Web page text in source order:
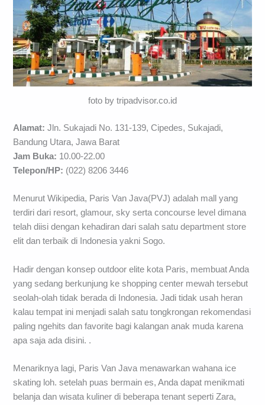
foto by tripadvisor.co.id
Alamat: Jln. Sukajadi No. 131-139, Cipedes, Sukajadi,
Bandung Utara, Jawa Barat
Jam Buka: 10.00-22.00
Telepon/HP: (022) 8206 3446
Menurut Wikipedia, Paris Van Java(PVJ) adalah mall yang
terdiri dari resort, glamour, sky serta concourse level dimana
telah diisi dengan kehadiran dari salah satu department store
elit dan terbaik di Indonesia yakni Sogo.
Hadir dengan konsep outdoor elite kota Paris, membuat Anda
yang sedang berkunjung ke shopping center mewah tersebut
seolah-olah tidak berada di Indonesia. Jadi tidak usah heran
kalau tempat ini menjadi salah satu tongkrongan rekomendasi
paling ngehits dan favorite bagi kalangan anak muda karena
apa saja ada disini. .
Menariknya lagi, Paris Van Java menawarkan wahana ice
skating loh. setelah puas bermain es, Anda dapat menikmati
belanja dan wisata kuliner di beberapa tenant seperti Zara,